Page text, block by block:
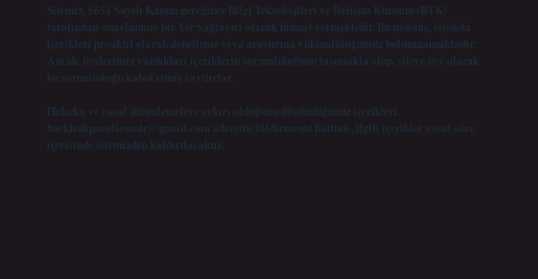
Sitemiz, 5651 Sayılı Kanun gereğince Bilgi Teknolojileri ve İletişim Kurumu (BTK)
tarafından onaylanmış bir Yer Sağlayıcı olarak hizmet vermektedir. Bu nedenle, sitedeki
içerikleri proaktif olarak denetleme veya araştırma yükümlülüğümüz bulunmamaktadır.
Ancak, üyelerimiz yazdıkları içeriklerin sorumluluğunu taşımakta olup, siteye üye olarak
bu sorumluluğu kabul etmiş sayılırlar.
Hukuka ve yasal düzenlemelere aykırı olduğunu düşündüğünüz içerikleri,
backlinkpanelicomtr@gmail.com adresine bildirmeniz halinde, ilgili içerikler yasal süre
içerisinde sitemizden kaldırılacaktır.